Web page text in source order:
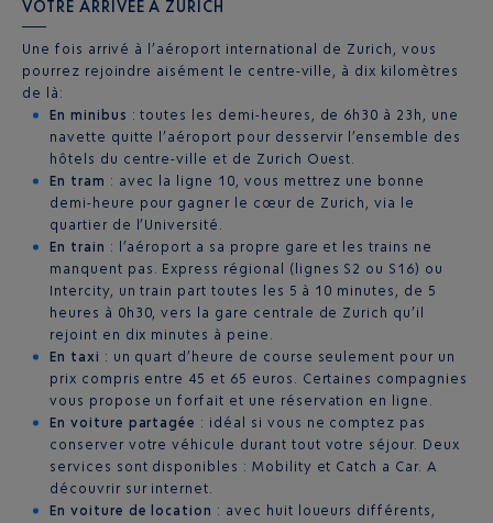
VOTRE ARRIVÉE À ZURICH
Une fois arrivé à l’aéroport international de Zurich, vous
pourrez rejoindre aisément le centre-ville, à dix kilomètres
de là:
En minibus : toutes les demi-heures, de 6h30 à 23h, une
navette quitte l’aéroport pour desservir l’ensemble des
hôtels du centre-ville et de Zurich Ouest.
En tram : avec la ligne 10, vous mettrez une bonne
demi-heure pour gagner le cœur de Zurich, via le
quartier de l’Université.
En train : l’aéroport a sa propre gare et les trains ne
manquent pas. Express régional (lignes S2 ou S16) ou
Intercity, un train part toutes les 5 à 10 minutes, de 5
heures à 0h30, vers la gare centrale de Zurich qu’il
rejoint en dix minutes à peine.
En taxi : un quart d’heure de course seulement pour un
prix compris entre 45 et 65 euros. Certaines compagnies
vous propose un forfait et une réservation en ligne.
En voiture partagée : idéal si vous ne comptez pas
conserver votre véhicule durant tout votre séjour. Deux
services sont disponibles : Mobility et Catch a Car. A
découvrir sur internet.
En voiture de location : avec huit loueurs différents,